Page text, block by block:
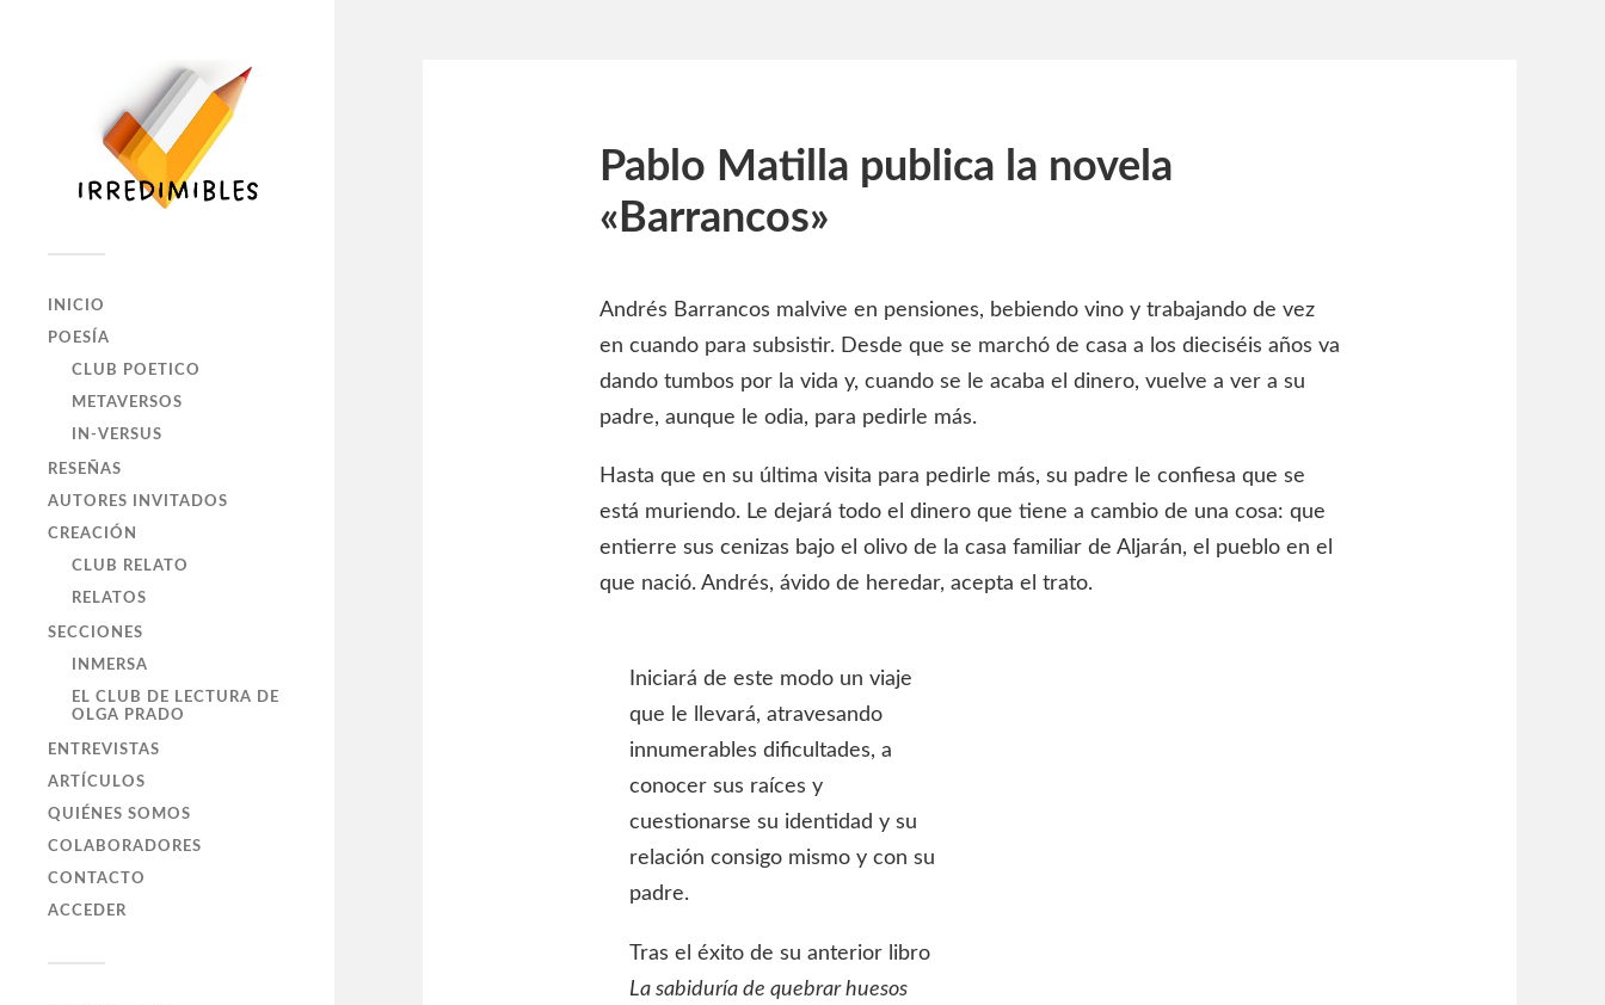
INICIO
POESÍA
CLUB POETICO
METAVERSOS
IN-VERSUS
RESEÑAS
AUTORES INVITADOS
CREACIÓN
CLUB RELATO
RELATOS
SECCIONES
INMERSA
EL CLUB DE LECTURA DE
OLGA PRADO
ENTREVISTAS
ARTÍCULOS
QUIÉNES SOMOS
COLABORADORES
CONTACTO
ACCEDER
Pablo Matilla publica la novela
«Barrancos»
Andrés Barrancos malvive en pensiones, bebiendo vino y trabajando de vez
en cuando para subsistir. Desde que se marchó de casa a los dieciséis años va
dando tumbos por la vida y, cuando se le acaba el dinero, vuelve a ver a su
padre, aunque le odia, para pedirle más.
Hasta que en su última visita para pedirle más, su padre le confiesa que se
está muriendo. Le dejará todo el dinero que tiene a cambio de una cosa: que
entierre sus cenizas bajo el olivo de la casa familiar de Aljarán, el pueblo en el
que nació. Andrés, ávido de heredar, acepta el trato.
Iniciará de este modo un viaje
que le llevará, atravesando
innumerables dificultades, a
conocer sus raíces y
cuestionarse su identidad y su
relación consigo mismo y con su
padre.
Tras el éxito de su anterior libro
La sabiduría de quebrar huesos